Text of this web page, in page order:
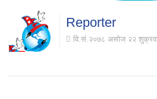
Reporter
वि.सं.२०७८ असोज २२